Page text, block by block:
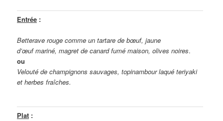
Entrée :
Betterave rouge comme un tartare de bœuf, jaune
d’œuf mariné, magret de canard fumé maison, olives noires.
ou
Velouté de champignons sauvages, topinambour laqué teriyaki
et herbes fraîches.
Plat :